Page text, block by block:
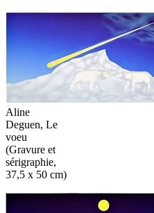
Aline
Deguen, Le
voeu
(Gravure et
sérigraphie,
37,5 x 50 cm)